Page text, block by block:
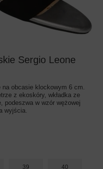
Sergio Leone
na obcasie klockowym 6 cm.
z ekoskóry, wkładka ze
podeszwa w wzór wężowej
wyjścia.
39 40